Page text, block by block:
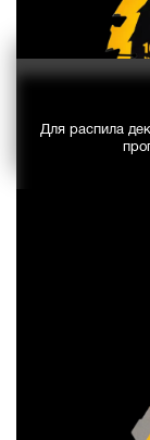
Для распила